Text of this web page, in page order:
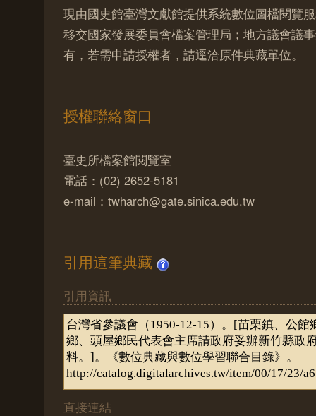
現由國史館臺灣文獻館提供系統數位圖檔閱覽
移交國家發展委員會檔案管理局；地方議會議
有，若需申請授權者，請逕洽原件典藏單位。
授權聯絡窗口
臺史所檔案館閱覽室
電話：(02) 2652-5181
e-mail：twharch@gate.sinica.edu.tw
引用這筆典藏
引用資訊
直接連結